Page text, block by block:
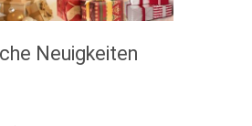
Neuigkeiten